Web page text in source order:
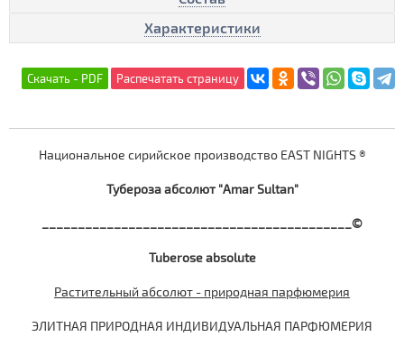
Характеристики
Национальное сирийское производство EAST NIGHTS ®
Туберозаабсолют "Amar Sultan"
___________________________________________©
Tuberose absolute
Растительный абсолют - природная парфюмерия
ЭЛИТНАЯ ПРИРОДНАЯ ИНДИВИДУАЛЬНАЯ ПАРФЮМЕРИЯ